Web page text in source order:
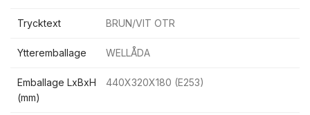
Trycktext BRUN/VIT OTR
Ytteremballage WELLÅDA
Emballage LxBxH
(mm)
440X320X180 (E253)